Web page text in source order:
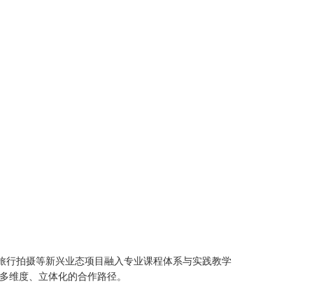
拍摄等新兴业态项目融入专业课程体系与实践教学
度、立体化的合作路径。